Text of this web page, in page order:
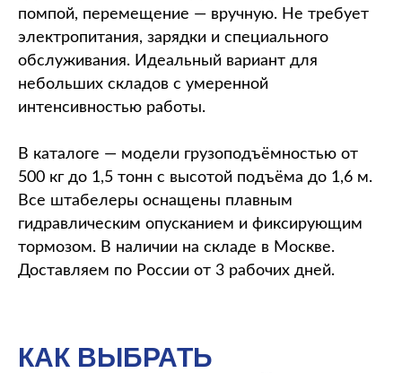
помпой, перемещение — вручную. Не требует
электропитания, зарядки и специального
обслуживания. Идеальный вариант для
небольших складов с умеренной
интенсивностью работы.
В каталоге — модели грузоподъёмностью от
500 кг до 1,5 тонн с высотой подъёма до 1,6 м.
Все штабелеры оснащены плавным
гидравлическим опусканием и фиксирующим
тормозом. В наличии на складе в Москве.
Доставляем по России от 3 рабочих дней.
КАК ВЫБРАТЬ